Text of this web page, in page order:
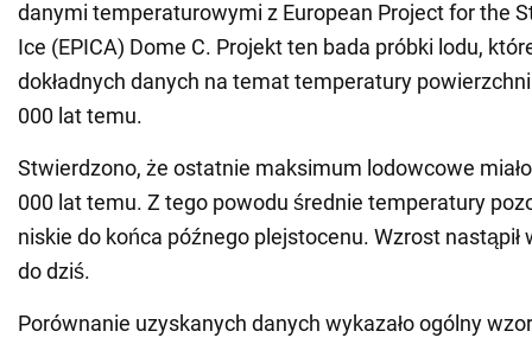
danymi temperaturowymi z European Project for the
Ice (EPICA) Dome C. Projekt ten bada próbki lodu,
dokładnych danych na temat temperatury
000 lat temu.
Stwierdzono, że ostatnie maksimum lodowcowe
000 lat temu. Z tego powodu średnie temperatury
niskie do końca późnego plejstocenu. Wzrost nastąpił
do dziś.
Porównanie uzyskanych danych wykazało ogólny